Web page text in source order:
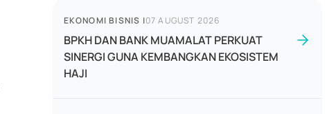
EKONOMI BISNIS |07 AUGUST 2026
BPKH DAN BANK MUAMALAT PERKUAT
SINERGI GUNA KEMBANGKAN EKOSISTEM
HAJI